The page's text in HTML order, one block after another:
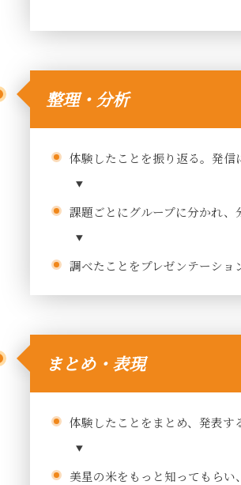
整理・分析
体験したことを振り返る。発信
課題ごとにグループに分かれ、
調べたことをプレゼンテーショ
まとめ・表現
体験したことをまとめ、発表す
美星の米をもっと知ってもらい